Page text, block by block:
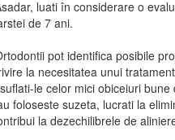
luati în considerare o
de 7 ani.
pot identifica posibile
la necesitatea unui
le celor mici obiceiuri
foloseste suzeta, lucrati la
la dezechilibrele de